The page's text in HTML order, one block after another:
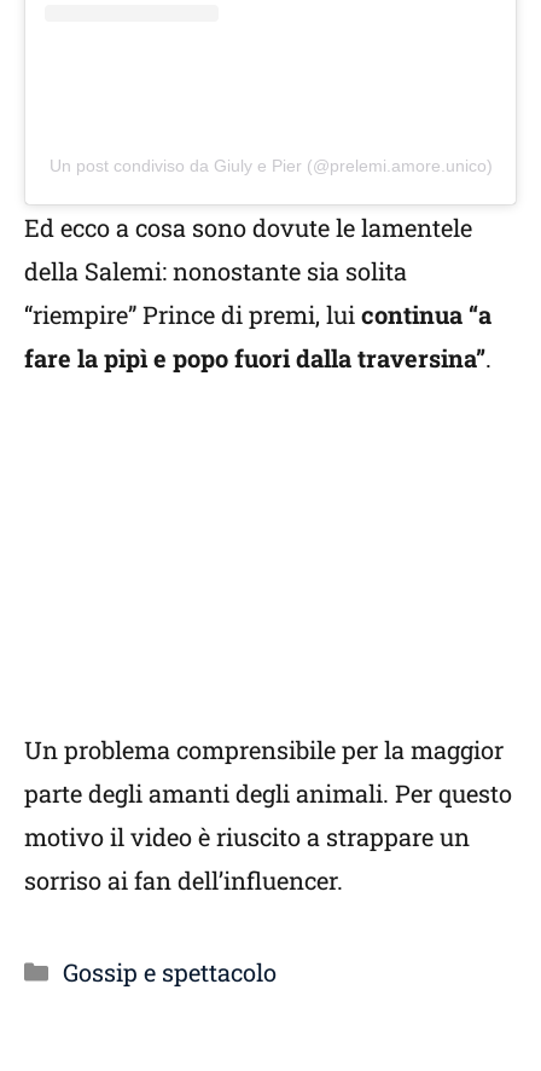
Un post condiviso da Giuly e Pier (@prelemi.amore.unico)
Ed ecco a cosa sono dovute le lamentele
della Salemi: nonostante sia solita
“riempire” Prince di premi, luicontinua “a
fare la pipì e popo fuori dalla traversina”.
Un problema comprensibile per la maggior
parte degli amanti degli animali. Per questo
motivo il video è riuscito a strappare un
sorriso ai fan dell’influencer.
Categorie
Gossip e spettacolo